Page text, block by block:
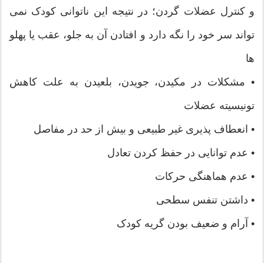
و کنترل عضلات گردن؛ در نتیجه این ناتوانی کودک نمی
تواند سر خود را نگه دارد و افتادن آن به جلو، عقب یا پهلو
ها
• مشکلات در مکیدن، جویدن، بلعیدن به علت کاهش
تونیسیته عضلات
• انعطاف پذیری غیر طبیعی و بیش از حد در مفاصل
• عدم توانایی در حفظ کردن تعادل
• عدم هماهنگی حرکات
• داشتن تنفس سطحی
• آرام و ضعیف بودن گریه کودک